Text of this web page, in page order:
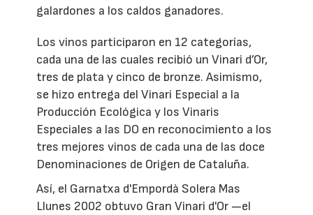
galardones a los caldos ganadores.
Los vinos participaron en 12 categorías,
cada una de las cuales recibió un Vinari d’Or,
tres de plata y cinco de bronze. Asimismo,
se hizo entrega del Vinari Especial a la
Producción Ecológica y los Vinaris
Especiales a las DO en reconocimiento a los
tres mejores vinos de cada una de las doce
Denominaciones de Origen de Cataluña.
Así, el Garnatxa d'Empordà Solera Mas
Llunes 2002 obtuvo Gran Vinari d'Or —el